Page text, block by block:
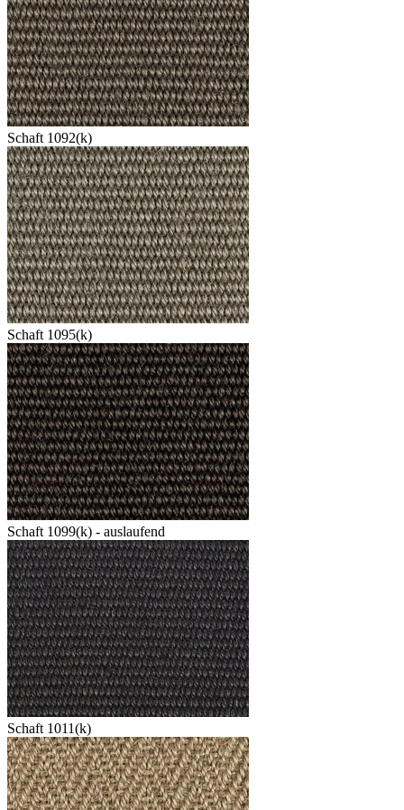
Schaft 1092(k)
Schaft 1095(k)
Schaft 1099(k) - auslaufend
Schaft 1011(k)